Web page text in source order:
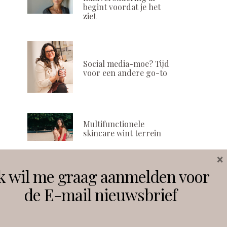
begint voordat je het
ziet
Social media-moe? Tijd
voor een andere go-to
Multifunctionele
skincare wint terrein
Volg ons
wil me graag aanmelden voor
de E-mail nieuwsbrief
×